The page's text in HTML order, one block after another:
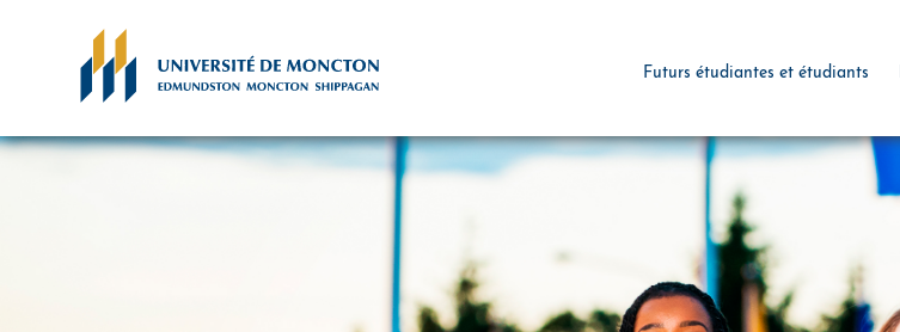
Futurs étudiantes et étudiants